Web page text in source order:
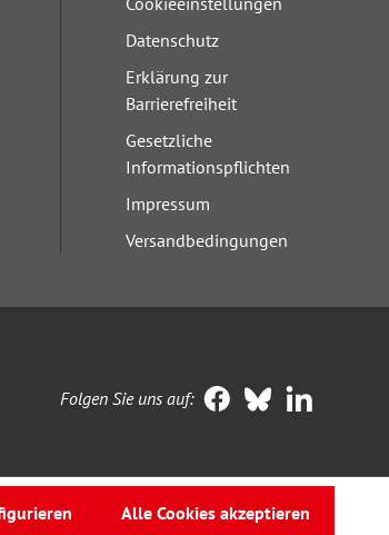
Datenschutz
Erklärung zur
Barrierefreiheit
Gesetzliche
Informationspflichten
Impressum
Versandbedingungen
Folgen Sie uns auf:
Alle Cookies akzeptieren